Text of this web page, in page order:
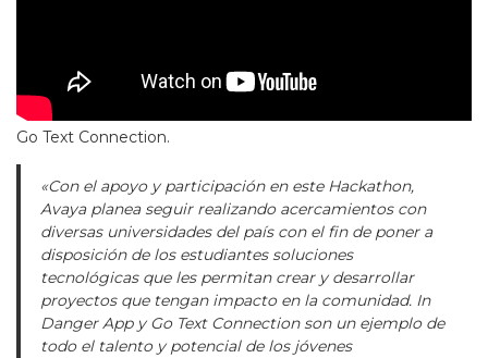
Go Text Connection.
«Con el apoyo y participación en este Hackathon,
Avaya planea seguir realizando acercamientos con
diversas universidades del país con el fin de poner a
disposición de los estudiantes soluciones
tecnológicas que les permitan crear y desarrollar
proyectos que tengan impacto en la comunidad. In
Danger App y Go Text Connection son un ejemplo de
todo el talento y potencial de los jóvenes